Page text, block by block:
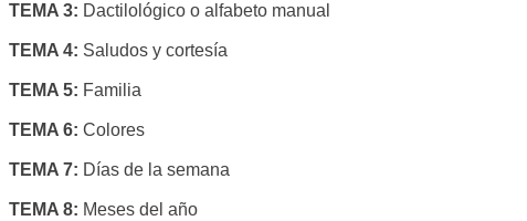
TEMA 3: Dactilológico o alfabeto manual
TEMA 4: Saludos y cortesía
TEMA 5: Familia
TEMA 6: Colores
TEMA 7: Días de la semana
TEMA 8: Meses del año